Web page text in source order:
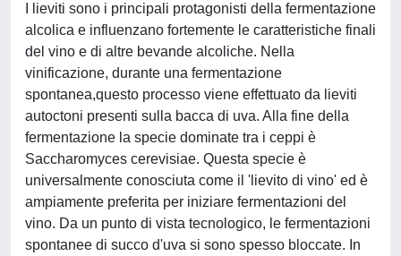
I lieviti sono i principali protagonisti della fermentazione
alcolica e influenzano fortemente le caratteristiche finali
del vino e di altre bevande alcoliche. Nella
vinificazione, durante una fermentazione
spontanea,questo processo viene effettuato da lieviti
autoctoni presenti sulla bacca di uva. Alla fine della
fermentazione la specie dominate tra i ceppi è
Saccharomyces cerevisiae. Questa specie è
universalmente conosciuta come il 'lievito di vino' ed è
ampiamente preferita per iniziare fermentazioni del
vino. Da un punto di vista tecnologico, le fermentazioni
spontanee di succo d'uva si sono spesso bloccate. In